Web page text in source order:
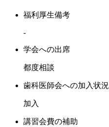
福利厚生備考
-
学会への出席
都度相談
歯科医師会への加入状況
加入
講習会費の補助